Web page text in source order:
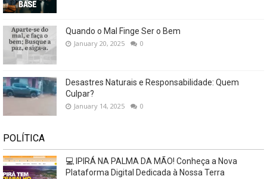
Quando o Mal Finge Ser o Bem
January 20, 2025 0
Desastres Naturais e Responsabilidade: Quem
Culpar?
January 14, 2025 0
POLÍTICA
💻 IPIRÁ NA PALMA DA MÃO! Conheça a Nova
Plataforma Digital Dedicada à Nossa Terra